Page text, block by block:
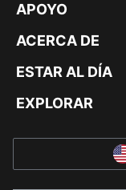
APOYO
ACERCA DE
ESTAR AL DÍA
EXPLORAR